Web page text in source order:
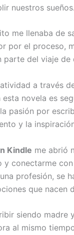
nuestros sueños.
me llenaba de
por el proceso,
del viaje de
a través
novela es
pasión por
y la
Kindle me abrió
y conectarme
profesión, se
que nacen
siendo madre
al mismo